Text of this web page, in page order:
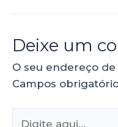
Deixe um
O seu endereço
Campos